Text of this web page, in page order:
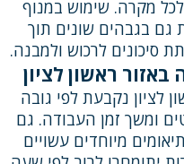
מקרה. שימוש במנוף
בגבהים שונים תוך
סיכונים לרכוש ולמבנה.
ראשון לציון
לציון נקבעת לפי גובה
ומשך זמן העבודה. גם
מיוחדים עשויים